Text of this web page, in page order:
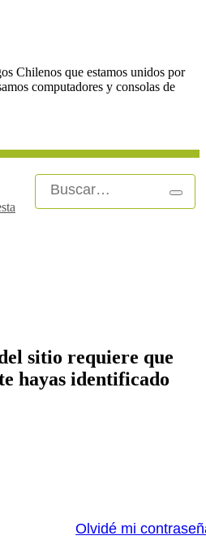
Chilenos que estamos unidos por
computadores y consolas de
sitio requiere que
hayas identificado
Olvidé mi